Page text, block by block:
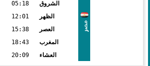
مصر
الشروق
05:18
الظهر
12:01
العصر
15:38
المغرب
18:43
العشاء
20:09